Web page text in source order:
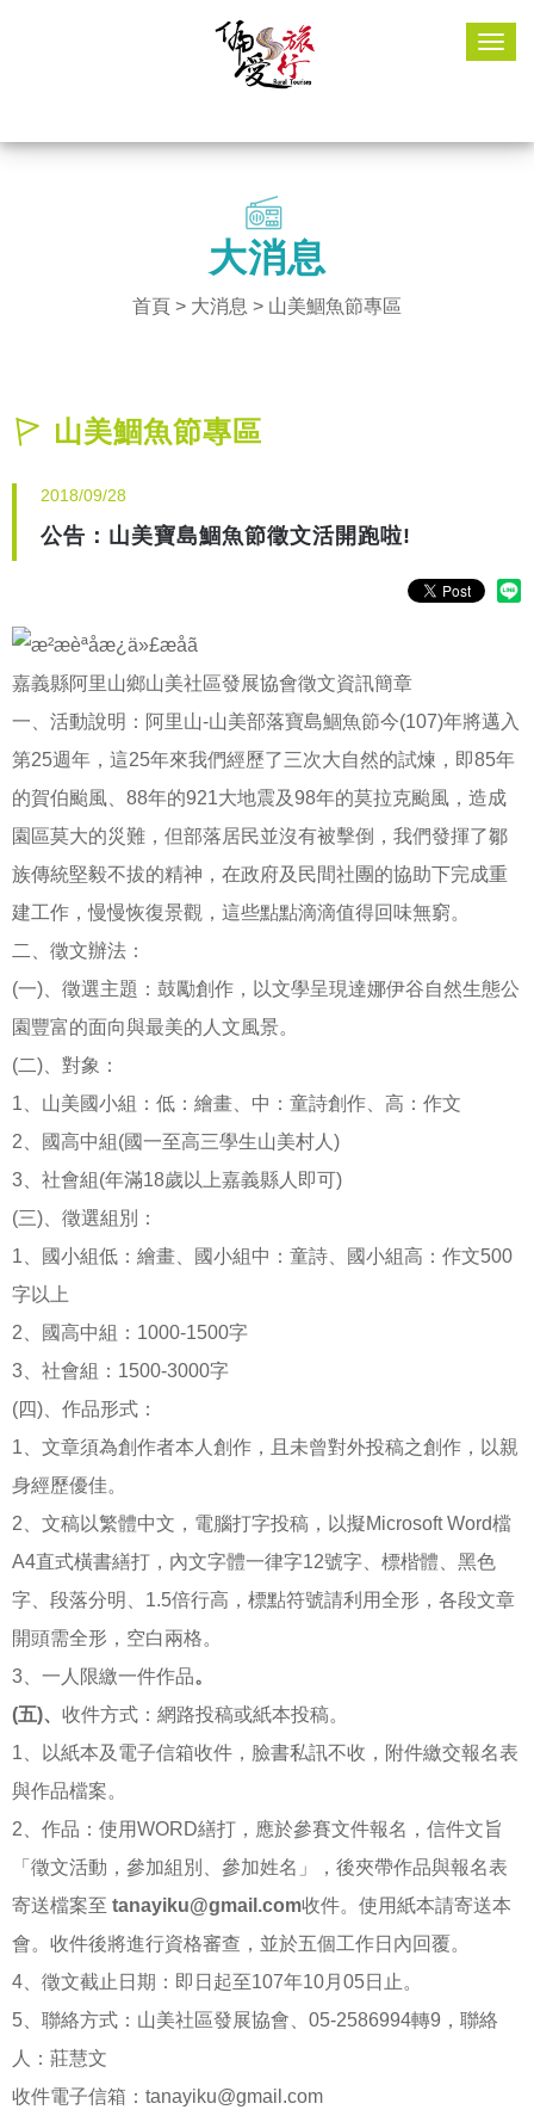
大消息
首頁 > 大消息 > 山美鯝魚節專區
山美鯝魚節專區
2018/09/28
公告：山美寶島鯝魚節徵文活開跑啦!
嘉義縣阿里山鄉山美社區發展協會徵文資訊簡章
一、活動說明：阿里山-山美部落寶島鯝魚節今(107)年將邁入
第25週年，這25年來我們經歷了三次大自然的試煉，即85年
的賀伯颱風、88年的921大地震及98年的莫拉克颱風，造成
園區莫大的災難，但部落居民並沒有被擊倒，我們發揮了鄒
族傳統堅毅不拔的精神，在政府及民間社團的協助下完成重
建工作，慢慢恢復景觀，這些點點滴滴值得回味無窮。
二、徵文辦法：
(一)、徵選主題：鼓勵創作，以文學呈現達娜伊谷自然生態公
園豐富的面向與最美的人文風景。
(二)、對象：
1、山美國小組：低：繪畫、中：童詩創作、高：作文
2、國高中組(國一至高三學生山美村人)
3、社會組(年滿18歲以上嘉義縣人即可)
(三)、徵選組別：
1、國小組低：繪畫、國小組中：童詩、國小組高：作文500
字以上
2、國高中組：1000-1500字
3、社會組：1500-3000字
(四)、作品形式：
1、文章須為創作者本人創作，且未曾對外投稿之創作，以親
身經歷優佳。
2、文稿以繁體中文，電腦打字投稿，以擬Microsoft Word檔
A4直式橫書繕打，內文字體一律字12號字、標楷體、黑色
字、段落分明、1.5倍行高，標點符號請利用全形，各段文章
開頭需全形，空白兩格。
3、一人限繳一件作品。
(五)、 收件方式：網路投稿或紙本投稿。
1、以紙本及電子信箱收件，臉書私訊不收，附件繳交報名表
與作品檔案。
2、作品：使用WORD繕打，應於參賽文件報名，信件文旨
「徵文活動，參加組別、參加姓名」，後夾帶作品與報名表
寄送檔案至 tanayiku@gmail.com收件。使用紙本請寄送本
會。收件後將進行資格審查，並於五個工作日內回覆。
4、徵文截止日期：即日起至107年10月05日止。
5、聯絡方式：山美社區發展協會、05-2586994轉9，聯絡
人：莊慧文
收件電子信箱： tanayiku@gmail.com